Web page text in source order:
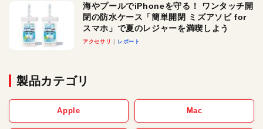
海やプールでiPhoneを守る！ ワンタッチ開
閉の防水ケース「簡単開閉 ミズアソビ for
スマホ」で夏のレジャーを満喫しよう
アクセサリ レポート
製品カテゴリ
Apple Mac